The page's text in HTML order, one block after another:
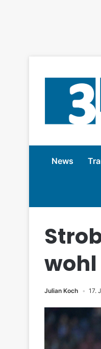
News
wohl
Julian Koch 17.